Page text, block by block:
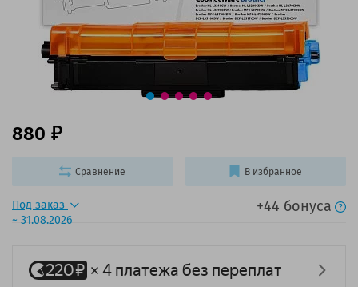
Под заказ
~ 31.08.2026
+44 бонуса
880
Сравнение В избранное